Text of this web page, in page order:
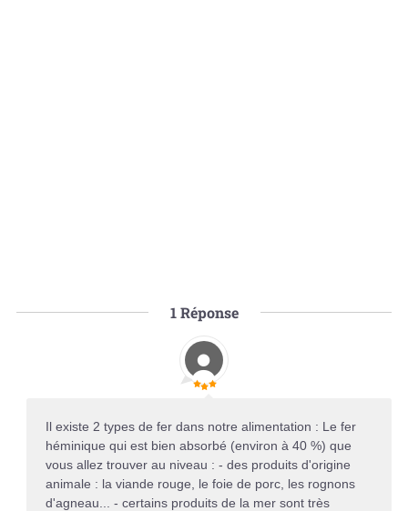
1Réponse
Il existe 2 types de fer dans notre alimentation : Le fer
héminique qui est bien absorbé (environ à 40 %) que
vous allez trouver au niveau : - des produits d'origine
animale : la viande rouge, le foie de porc, les rognons
d'agneau... - certains produits de la mer sont très